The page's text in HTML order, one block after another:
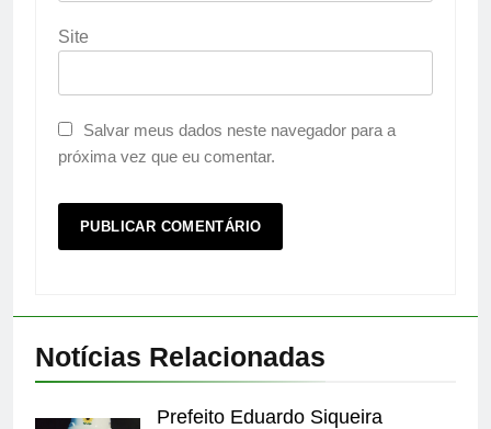
Site
Salvar meus dados neste navegador para a
próxima vez que eu comentar.
Notícias Relacionadas
Prefeito Eduardo Siqueira